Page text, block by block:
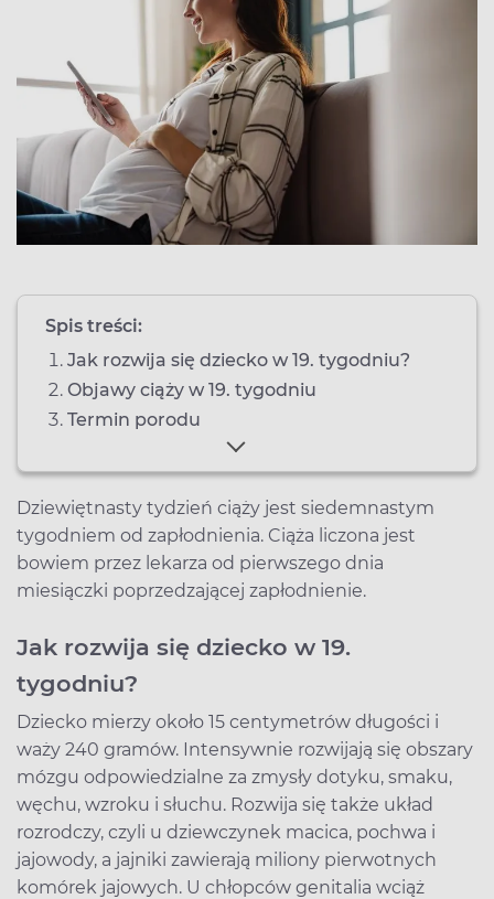
Spis treści:
Jak rozwija się dziecko w 19. tygodniu?
Objawy ciąży w 19. tygodniu
Termin porodu
Dziewiętnasty tydzień ciąży jest siedemnastym
tygodniem od zapłodnienia. Ciąża liczona jest
bowiem przez lekarza od pierwszego dnia
miesiączki poprzedzającej zapłodnienie.
Jak rozwija się dziecko w 19.
tygodniu?
Dziecko mierzy około 15 centymetrów długości i
waży 240 gramów. Intensywnie rozwijają się obszary
mózgu odpowiedzialne za zmysły dotyku, smaku,
węchu, wzroku i słuchu. Rozwija się także układ
rozrodczy, czyli u dziewczynek macica, pochwa i
jajowody, a jajniki zawierają miliony pierwotnych
komórek jajowych. U chłopców genitalia wciąż